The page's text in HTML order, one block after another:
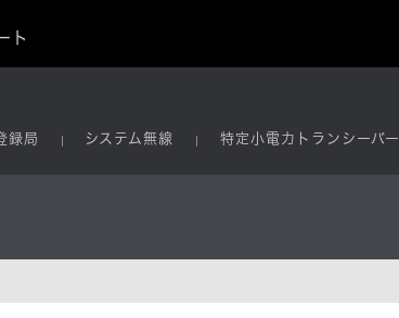
ト
録局 システム無線 特定小電力トランシーバー